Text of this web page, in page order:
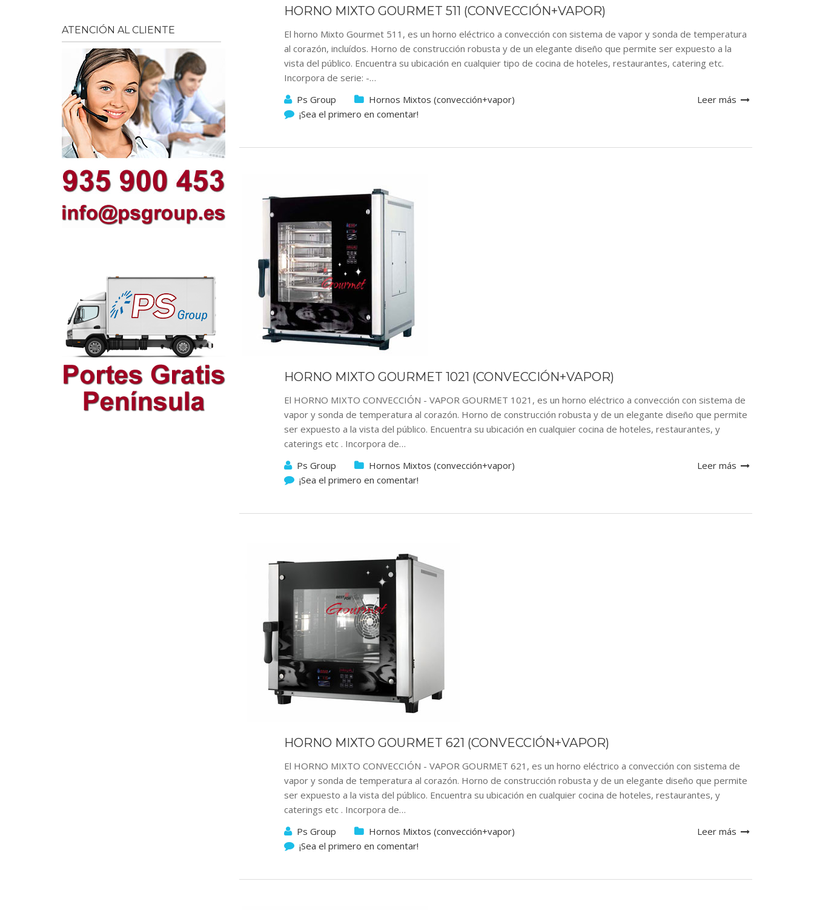
HORNO MIXTO GOURMET 511 (CONVECCIÓN+VAPOR)
El horno Mixto Gourmet 511, es un horno eléctrico a convección con sistema de vapor y sonda de temperatura
al corazón, incluídos. Horno de construcción robusta y de un elegante diseño que permite ser expuesto a la
vista del público. Encuentra su ubicación en cualquier tipo de cocina de hoteles, restaurantes, catering etc.
Incorpora de serie: -…
Ps Group
Hornos Mixtos (convección+vapor)
¡Sea el primero en comentar!
Leer más
HORNO MIXTO GOURMET 1021 (CONVECCIÓN+VAPOR)
El HORNO MIXTO CONVECCIÓN - VAPOR GOURMET 1021, es un horno eléctrico a convección con sistema de
vapor y sonda de temperatura al corazón. Horno de construcción robusta y de un elegante diseño que permite
ser expuesto a la vista del público. Encuentra su ubicación en cualquier cocina de hoteles, restaurantes, y
caterings etc . Incorpora de…
Ps Group
Hornos Mixtos (convección+vapor)
¡Sea el primero en comentar!
Leer más
HORNO MIXTO GOURMET 621 (CONVECCIÓN+VAPOR)
El HORNO MIXTO CONVECCIÓN - VAPOR GOURMET 621, es un horno eléctrico a convección con sistema de
vapor y sonda de temperatura al corazón. Horno de construcción robusta y de un elegante diseño que permite
ser expuesto a la vista del público. Encuentra su ubicación en cualquier cocina de hoteles, restaurantes, y
caterings etc . Incorpora de…
Ps Group
Hornos Mixtos (convección+vapor)
¡Sea el primero en comentar!
Leer más
ATENCIÓN AL CLIENTE